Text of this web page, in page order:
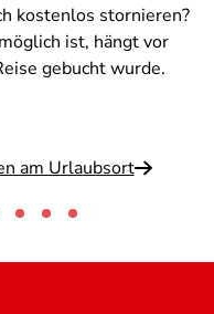
kostenlos stornieren?
ist, hängt vor
gebucht wurde.
am Urlaubsort